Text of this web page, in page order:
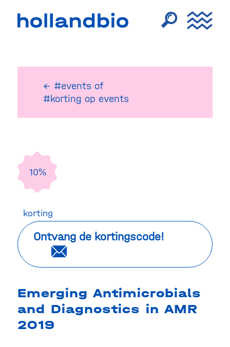
← #events of
#korting op events
10%
korting
Ontvang de kortingscode!
Emerging Antimicrobials
and Diagnostics in AMR
2019